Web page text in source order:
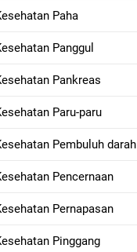
Paha
Panggul
Pankreas
Paru-paru
Pembuluh darah
Pencernaan
Pernapasan
Pinggang